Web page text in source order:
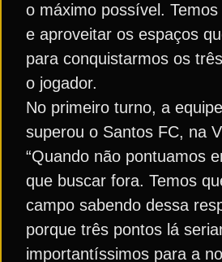
o máximo possível.
e aproveitar os espaços
para conquistarmos os
o jogador.
No primeiro turno, a
superou o Santos FC, na
“Quando não pontuamos
que buscar fora. Temos
campo sabendo dessa
porque três pontos lá
importantíssimos para a